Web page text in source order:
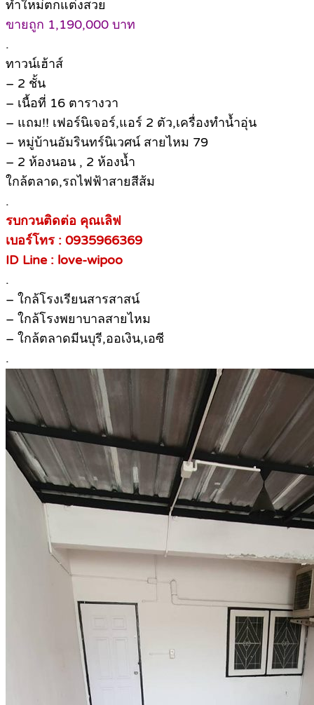
ทำใหม่ตกแต่งสวย
ขายถูก 1,190,000 บาท
.
ทาวน์เฮ้าส์
– 2 ชั้น
– เนื้อที่ 16 ตารางวา
– แถม!! เฟอร์นิเจอร์,แอร์ 2 ตัว,เครื่องทำน้ำอุ่น
– หมู่บ้านอัมรินทร์นิเวศน์ สายไหม 79
– 2 ห้องนอน , 2 ห้องน้ำ
ใกล้ตลาด,รถไฟฟ้าสายสีส้ม
.
รบกวนติดต่อ คุณเลิฟ
เบอร์โทร : 0935966369
ID Line : love-wipoo
.
– ใกล้โรงเรียนสารสาสน์
– ใกล้โรงพยาบาลสายไหม
– ใกล้ตลาดมีนบุรี,ออเงิน,เอซี
.